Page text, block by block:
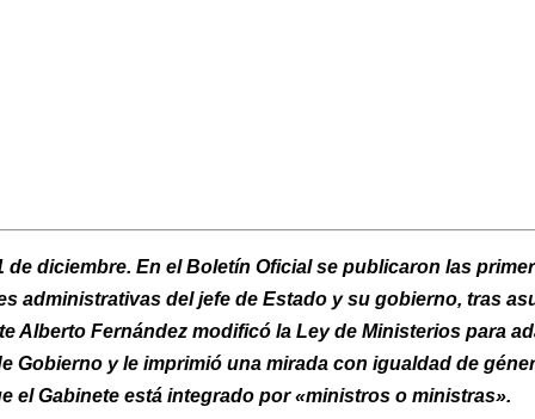
de diciembre. En el Boletín Oficial se publicaron las
administrativas del jefe de Estado y su gobierno, tras
Alberto Fernández modificó la Ley de Ministerios para
Gobierno y le imprimió una mirada con igualdad de
el Gabinete está integrado por «ministros o ministras».